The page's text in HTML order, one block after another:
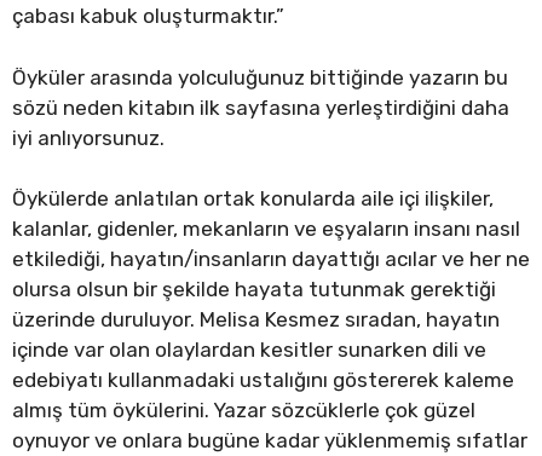
çabası kabuk oluşturmaktır.”
Öyküler arasında yolculuğunuz bittiğinde yazarın bu
sözü neden kitabın ilk sayfasına yerleştirdiğini daha
iyi anlıyorsunuz.
Öykülerde anlatılan ortak konularda aile içi ilişkiler,
kalanlar, gidenler, mekanların ve eşyaların insanı nasıl
etkilediği, hayatın/insanların dayattığı acılar ve her ne
olursa olsun bir şekilde hayata tutunmak gerektiği
üzerinde duruluyor. Melisa Kesmez sıradan, hayatın
içinde var olan olaylardan kesitler sunarken dili ve
edebiyatı kullanmadaki ustalığını göstererek kaleme
almış tüm öykülerini. Yazar sözcüklerle çok güzel
oynuyor ve onlara bugüne kadar yüklenmemiş sıfatlar